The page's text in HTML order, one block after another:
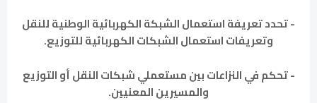
- تحدد تعريفة استعمال الشبكة الكهربائية الوطنية للنقل
وتعريفات استعمال الشبكات الكهربائية للتوزيع.
- تحكم في النزاعات بين مستعملي شبكات النقل أو التوزيع
والمسيرين المعنيين.